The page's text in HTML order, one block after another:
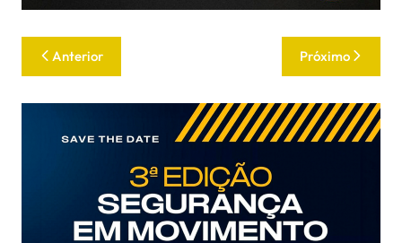
Anterior Próximo